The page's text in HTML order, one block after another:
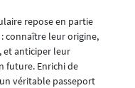
repose en partie
connaître leur origine,
et anticiper leur
future. Enrichi de
véritable passeport